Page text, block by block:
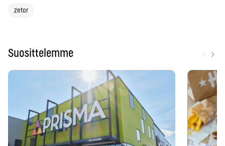
zetor
Suosittelemme ›